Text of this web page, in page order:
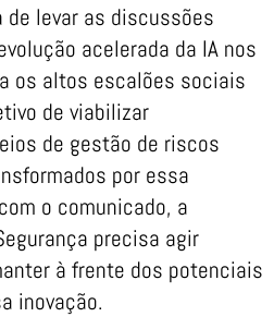
levar as discussões
acelerada da IA nos
os altos escalões sociais
de viabilizar
de gestão de riscos
por essa
o comunicado, a
precisa agir
à frente dos potenciais
inovação.